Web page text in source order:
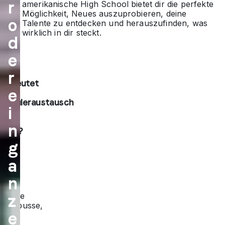
an
Lif
e!
Was
bedeutet
ein
Schüleraustausch
den
USA?
Es
geht
nicht
nur
um
riesige
Campusse,
Bälle
r
o
d
e
r
e
i
n
g
a
n
z
e
amerikanische High School bietet dir die perfekte
Möglichkeit, Neues auszuprobieren, deine
Talente zu entdecken und herauszufinden, was
wirklich in dir steckt.